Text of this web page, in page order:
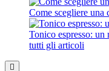
Come scegliere una
Tonico espresso: un
tutti gli articoli